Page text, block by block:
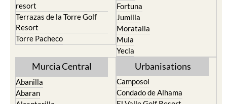
resort
Terrazas de la Torre Golf
Resort
Torre Pacheco
Fortuna
Jumilla
Moratalla
Mula
Yecla
Murcia Central
Abanilla
Abaran
Urbanisations
Camposol
Condado de Alhama